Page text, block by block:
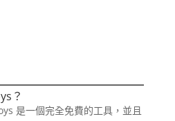
？
是一個完全免費的工具，並且